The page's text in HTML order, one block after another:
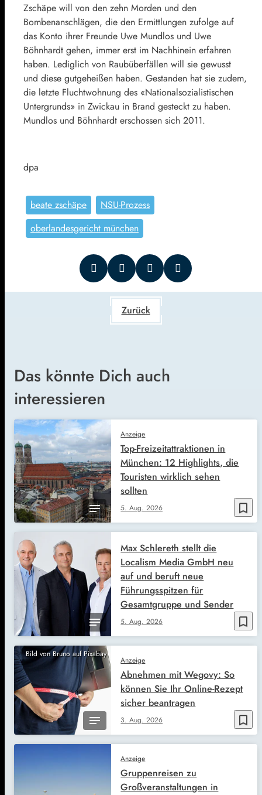
Zschäpe will von den zehn Morden und den
Bombenanschlägen, die den Ermittlungen zufolge auf
das Konto ihrer Freunde Uwe Mundlos und Uwe
Böhnhardt gehen, immer erst im Nachhinein erfahren
haben. Lediglich von Raubüberfällen will sie gewusst
und diese gutgeheißen haben. Gestanden hat sie zudem,
die letzte Fluchtwohnung des «Nationalsozialistischen
Untergrunds» in Zwickau in Brand gesteckt zu haben.
Mundlos und Böhnhardt erschossen sich 2011.
dpa
beate zschäpe
NSU-Prozess
oberlandesgericht münchen
Zurück
Das könnte Dich auch
interessieren
bookmark_border
Anzeige
5. Aug. 2026
Top-Freizeitattraktionen in
München: 12 Highlights, die
Touristen wirklich sehen
sollten
bookmark_border
5. Aug. 2026
Max Schlereth stellt die
Localism Media GmbH neu
auf und beruft neue
Führungsspitzen für
Gesamtgruppe und Sender
Bild von Bruno auf Pixabay
bookmark_border
Anzeige
3. Aug. 2026
Abnehmen mit Wegovy: So
können Sie Ihr Online-Rezept
sicher beantragen
Anzeige
Gruppenreisen zu
Großveranstaltungen in